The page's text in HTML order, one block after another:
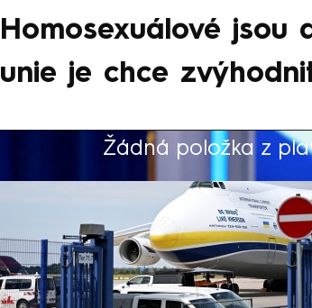
Homosexuálové jsou
unie je chce
Žádná položka z
Výběr redakce